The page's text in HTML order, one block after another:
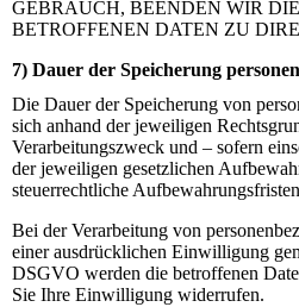
GEBRAUCH, BEENDEN WIR
BETROFFENEN DATEN ZU
7) Dauer der Speicherung
Die Dauer der Speicherung von
sich anhand der jeweiligen
Verarbeitungszweck und – sofern
der jeweiligen gesetzlichen
steuerrechtliche
Bei der Verarbeitung von
einer ausdrücklichen Einwilligung
DSGVO werden die betroffenen
Sie Ihre Einwilligung widerrufen.